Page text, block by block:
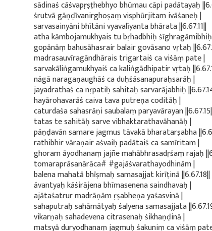
sādinaś cāśvapṛṣṭhebhyo bhūmau cāpi padātayaḥ
śrutvā gāṇḍīvanirghoṣaṃ visphūrjitam ivāśaneḥ |
sarvasainyāni bhītāni vyavalīyanta bhārata ||6.67.11||
atha kāmbojamukhyais tu bṛhadbhiḥ
gopānāṃ bahusāhasrair balair govāsano vṛtaḥ
madrasauvīragāndhārais trigartaiś ca viśāṃ pate |
sarvakāliṅgamukhyaiś ca kaliṅgādhipatir vṛtaḥ
nāgā naragaṇaughāś ca duḥśāsanapuraḥsarāḥ |
jayadrathaś ca nṛpatiḥ sahitaḥ sarvarājabhiḥ
hayārohavarāś caiva tava putreṇa coditāḥ |
caturdaśa sahasrāṇi saubalaṃ paryavārayan
tatas te sahitāḥ sarve vibhaktarathavāhanāḥ |
pāṇḍavān samare jagmus tāvakā bharatarṣabha
rathibhir vāraṇair aśvaiḥ padātaiś ca samīritam |
ghoram āyodhanaṃ jajñe mahābhrasadṛśaṃ rajaḥ
tomaraprāsanārāca# #gajāśvarathayodhinām |
balena mahatā bhīṣmaḥ samasajjat kirīṭinā ||6.67.18||
āvantyaḥ kāśirājena bhīmasenena saindhavaḥ |
ajātaśatrur madrāṇām ṛṣabheṇa yaśasvinā |
sahaputraḥ sahāmātyaḥ śalyena samasajjata
vikarṇaḥ sahadevena citrasenaḥ śikhaṇḍinā |
matsyā duryodhanaṃ jagmuḥ śakuniṃ ca viśāṃ